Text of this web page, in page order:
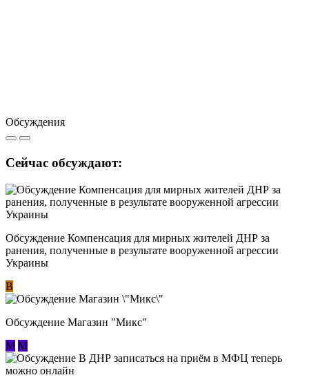
Обсуждения
Сейчас обсуждают:
Обсуждение Компенсация для мирных жителей ДНР за
ранения, полученные в результате вооруженной агрессии
Украины
В
Обсуждение Магазин "Микс"
М М